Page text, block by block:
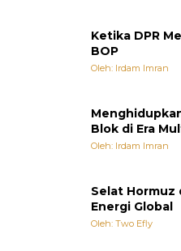
Ketika DPR
BOP
Oleh: Irdam Imran
Blok di Era
Oleh: Irdam Imran
Selat Hormuz
Energi Global
Oleh: Two Efly